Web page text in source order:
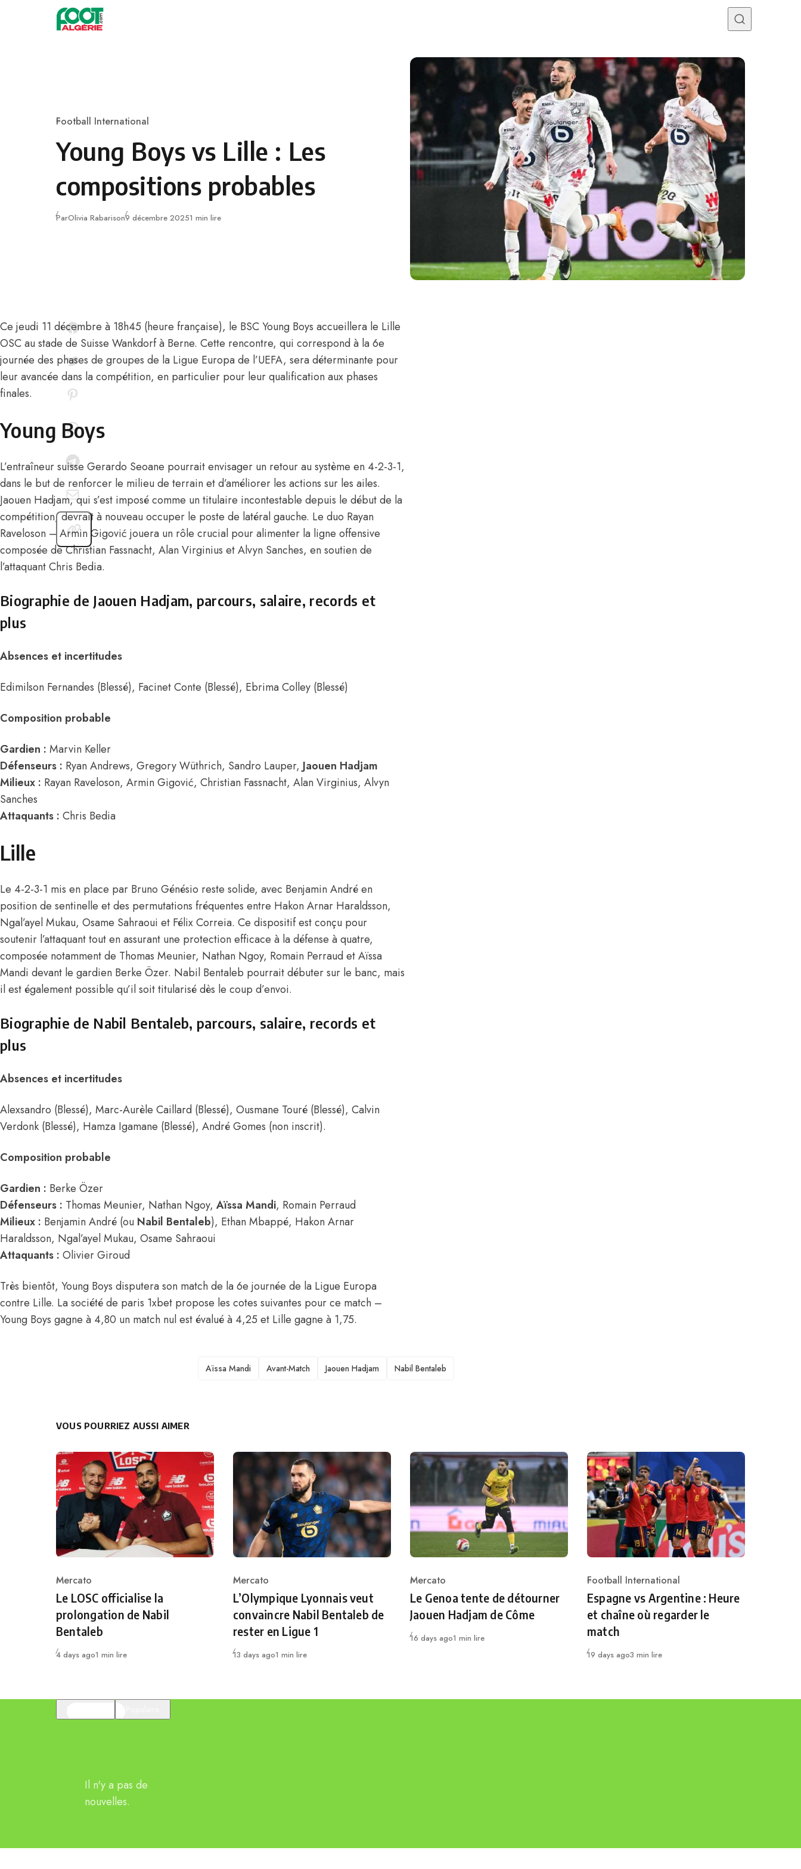
Skip to content
Category
Football International
Young Boys vs Lille : Les
compositions probables
ParOlivia RabarisonPublié
9 décembre 20251 min lire
Ce jeudi 11 décembre à 18h45 (heure française), le BSC Young Boys accueillera le Lille
OSC au stade de Suisse Wankdorf à Berne. Cette rencontre, qui correspond à la 6e
journée des phases de groupes de la Ligue Europa de l’UEFA, sera déterminante pour
leur avancée dans la compétition, en particulier pour leur qualification aux phases
finales.
Young Boys
L’entraîneur suisse Gerardo Seoane pourrait envisager un retour au système en 4-2-3-1,
dans le but de renforcer le milieu de terrain et d’améliorer les actions sur les ailes.
Jaouen Hadjam, qui s’est imposé comme un titulaire incontestable depuis le début de la
compétition, devrait à nouveau occuper le poste de latéral gauche. Le duo Rayan
Raveloson – Armin Gigović jouera un rôle crucial pour alimenter la ligne offensive
composée de Christian Fassnacht, Alan Virginius et Alvyn Sanches, en soutien de
l’attaquant Chris Bedia.
Biographie de Jaouen Hadjam, parcours, salaire, records et
plus
Absences et incertitudes
Edimilson Fernandes (Blessé), Facinet Conte (Blessé), Ebrima Colley (Blessé)
Composition probable
Gardien : Marvin Keller
Défenseurs : Ryan Andrews, Gregory Wüthrich, Sandro Lauper,Jaouen Hadjam
Milieux : Rayan Raveloson, Armin Gigović, Christian Fassnacht, Alan Virginius, Alvyn
Sanches
Attaquants : Chris Bedia
Lille
Le 4-2-3-1 mis en place par Bruno Génésio reste solide, avec Benjamin André en
position de sentinelle et des permutations fréquentes entre Hakon Arnar Haraldsson,
Ngal’ayel Mukau, Osame Sahraoui et Félix Correia. Ce dispositif est conçu pour
soutenir l’attaquant tout en assurant une protection efficace à la défense à quatre,
composée notamment de Thomas Meunier, Nathan Ngoy, Romain Perraud etAïssa
Mandi devant le gardien Berke Özer. Nabil Bentaleb pourrait débuter sur le banc, mais
il est également possible qu’il soit titularisé dès le coup d’envoi.
Biographie de Nabil Bentaleb, parcours, salaire, records et
plus
Absences et incertitudes
Alexsandro (Blessé), Marc-Aurèle Caillard (Blessé), Ousmane Touré (Blessé), Calvin
Verdonk (Blessé), Hamza Igamane (Blessé), André Gomes (non inscrit).
Composition probable
Gardien : Berke Özer
Défenseurs : Thomas Meunier, Nathan Ngoy, Aïssa Mandi, Romain Perraud
Milieux : Benjamin André (ou Nabil Bentaleb), Ethan Mbappé, Hakon Arnar
Haraldsson, Ngal’ayel Mukau, Osame Sahraoui
Attaquants : Olivier Giroud
Très bientôt, Young Boys disputera son match de la 6e journée de la Ligue Europa
contre Lille. La société de paris 1xbet propose les cotes suivantes pour ce match –
Young Boys gagne à 4,80 un match nul est évalué à 4,25 et Lille gagne à 1,75.
TAGS
Aïssa Mandi Avant-Match Jaouen Hadjam Nabil Bentaleb
VOUS POURRIEZ AUSSI AIMER
Category
Mercato
Le LOSC officialise la
prolongation de Nabil
Bentaleb
Publié
4 days ago1 min lire
Category
Mercato
L’Olympique Lyonnais veut
convaincre Nabil Bentaleb de
rester en Ligue 1
Publié
13 days ago1 min lire
Category
Mercato
Le Genoa tente de détourner
Jaouen Hadjam de Côme
Publié
16 days ago1 min lire
Category
Football International
Espagne vs Argentine : Heure
et chaîne où regarder le
match
Publié
19 days ago3 min lire
Il n'y a pas de
nouvelles.